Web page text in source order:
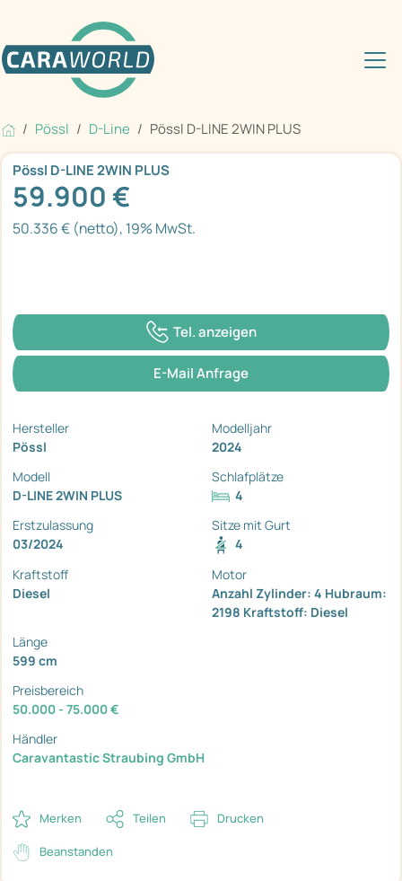
Pössl D-Line Pössl D-LINE 2WIN PLUS
Pössl D-LINE 2WIN PLUS
59.900 €
50.336 € (netto), 19% MwSt.
Tel. anzeigen
E-Mail Anfrage
Hersteller
Pössl
Modelljahr
2024
Modell
D-LINE 2WIN PLUS
Schlafplätze
4
Erstzulassung
03/2024
Sitze mit Gurt
4
Kraftstoff
Diesel
Motor
Anzahl Zylinder: 4 Hubraum:
2198 Kraftstoff: Diesel
Länge
599 cm
Preisbereich
50.000 - 75.000 €
Händler
Caravantastic Straubing GmbH
Merken Teilen Drucken
Beanstanden